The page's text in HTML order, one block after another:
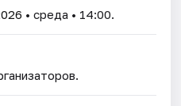
• среда • 14:00.